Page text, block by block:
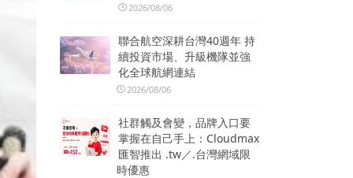
2026/08/06
聯合航空深耕台灣40週年 持
續投資市場、升級機隊並強
化全球航網連結
2026/08/06
社群觸及會變，品牌入口要
掌握在自己手上：Cloudmax
匯智推出 .tw／.台灣網域限
時優惠